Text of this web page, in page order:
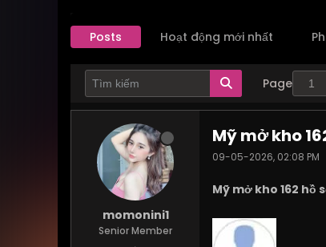
Posts Hoạt động mới nhất
Page
momonini1
Senior Member
Mỹ mở kho
09-05-2026, 02:08 PM
Mỹ mở kho 162 hồ